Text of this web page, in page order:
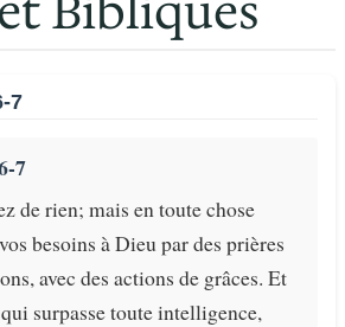
7
7
de rien; mais en toute chose
besoins à Dieu par des prières
avec des actions de grâces. Et
surpasse toute intelligence,